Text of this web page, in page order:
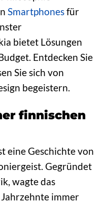
Smartphonesfür
bietet Lösungen
Entdecken Sie
Sie sich von
begeistern.
finnischen
eine Geschichte von
Gegründet
wagte das
immer